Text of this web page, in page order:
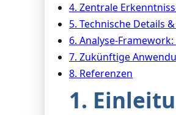
4. Zentrale
5. Technische Details
6. Analyse-
7. Zukünftige
8. Referenzen
1.